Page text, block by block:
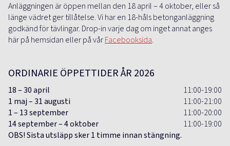
Anläggningen är öppen mellan den 18 april – 4 oktober, eller så
länge vädret ger tillåtelse. Vi har en 18-håls betonganläggning
godkänd för tävlingar. Drop-in varje dag om inget annat anges
här på hemsidan eller på vårFacebooksida.
ORDINARIE ÖPPETTIDER ÅR 2026
18 – 30 april
11:00-19:00
1 maj – 31 augusti
11:00-21:00
1 – 13 september
11:00-20:00
14 september – 4 oktober
11:00-19:00
OBS! Sista utsläpp sker 1 timme innan stängning.